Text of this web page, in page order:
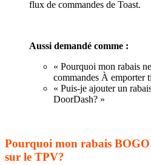
flux de commandes de Toast.
Aussi demandé comme :
« Pourquoi mon rabais
commandes À emporter
« Puis-je ajouter un
DoorDash? »
Pourquoi mon rabais BOGO
sur le TPV?